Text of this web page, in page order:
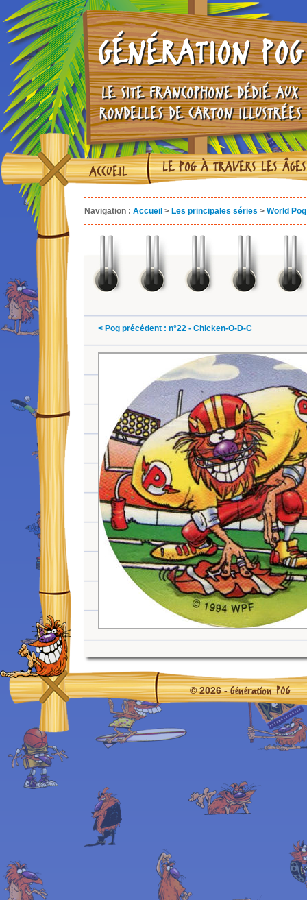
GÉNÉRATION POG
LE SITE FRANCOPHONE DÉDIÉ AUX
RONDELLES DE CARTON ILLUSTRÉES
ACCUEIL LE POG À TRAVERS LES ÂGES
Navigation : Accueil > Les principales séries > World
< Pog précédent : n°22 - Chicken-O-D-C
© 2026 -Génération POG